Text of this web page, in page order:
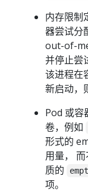
内存限制
器尝试分
out-of-
并停止尝
该进程在
新启动，
Pod 或容
卷，例如
形式的
用量， 而
质的
项。